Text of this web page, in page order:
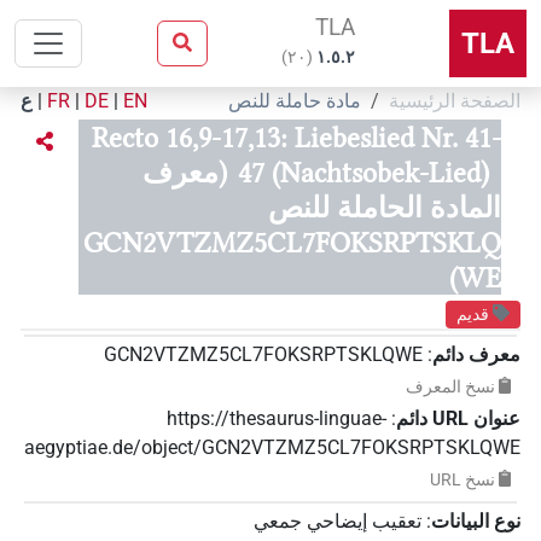
TLA
TLA
۱.٥.٢ (٢٠)
الصفحة الرئيسية مادة حاملة للنص EN
|
DE
|
FR
| ع
Recto 16,9-17,13: Liebeslied Nr. 41-
47 (Nachtsobek-Lied) (معرف
المادة الحاملة للنص
GCN2VTZMZ5CL7FOKSRPTSKLQ
WE)
قديم
معرف دائم:
GCN2VTZMZ5CL7FOKSRPTSKLQWE
نسخ المعرف
عنوان‏ ‏URL‏ دائم :
https://thesaurus-linguae-
aegyptiae.de/object/GCN2VTZMZ5CL7FOKSRPTSKLQWE
نسخ‏ ‏URL
نوع البيانات: تعقيب إيضاحي جمعي